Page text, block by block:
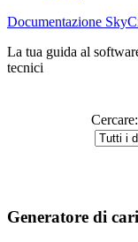
Documentazione
La tua guida al
tecnici
Cercare:
Generatore di